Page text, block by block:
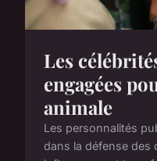
Les
engagées
animale
Les personnalités
dans la défense des